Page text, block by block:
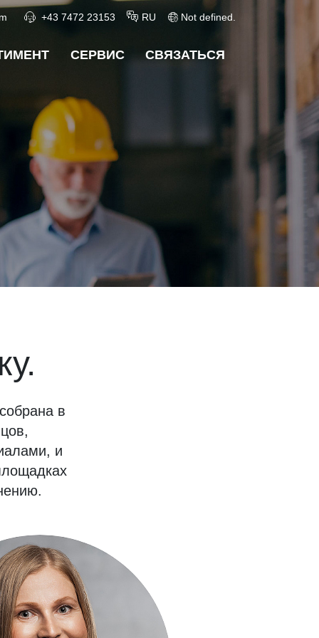
+43 7472 23153 RU Not defined.
UNTERMENÜ ÖFFNEN
СЕРВИС UNTERMENÜ ÖFFNEN
СВЯЗАТЬСЯ
в
и